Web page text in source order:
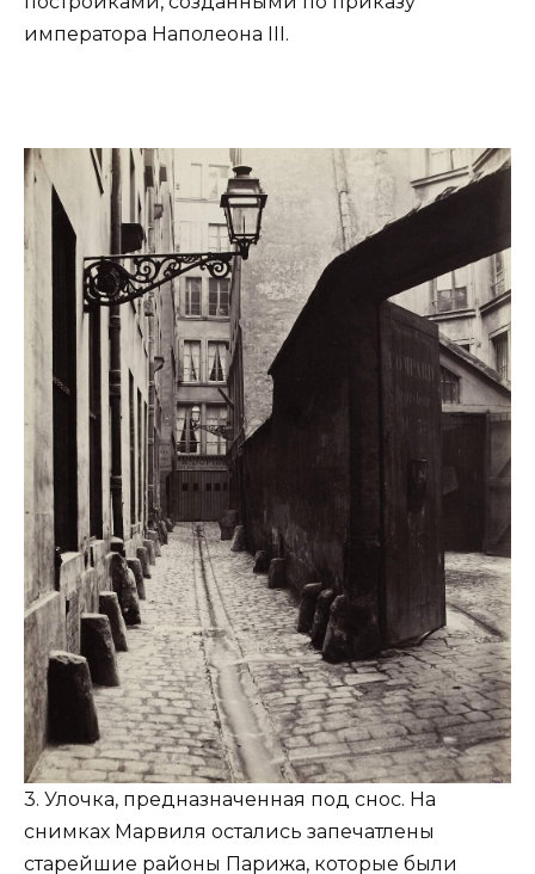
императора Наполеона III.
3. Улочка, предназначенная под снос. На
снимках Марвиля остались запечатлены
старейшие районы Парижа, которые были